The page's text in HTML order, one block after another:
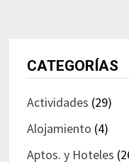
CATEGORÍAS
Actividades (29)
Alojamiento (4)
Aptos. y Hoteles